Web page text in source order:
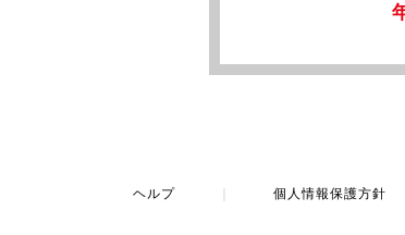
ヘルプ 個人情報保護方針